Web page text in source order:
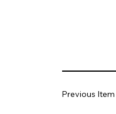
Previous Item